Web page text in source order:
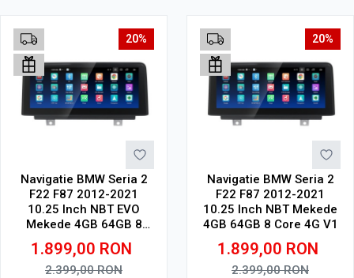
20%
Navigatie BMW Seria 2
F22 F87 2012-2021
10.25 Inch NBT EVO
Mekede 4GB 64GB 8
Core 4G V1
1.899,00 RON
2.399,00RON
20%
Navigatie BMW Seria 2
F22 F87 2012-2021
10.25 Inch NBT Mekede
4GB 64GB 8 Core 4G V1
1.899,00 RON
2.399,00RON